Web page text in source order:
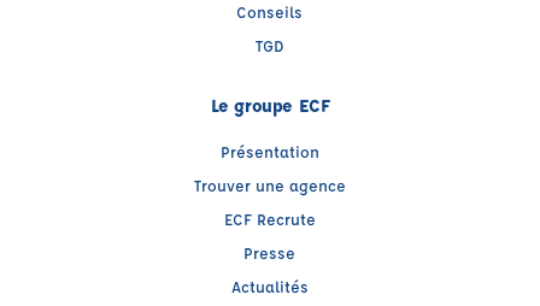
Conseils
TGD
Le groupe ECF
Présentation
Trouver une agence
ECF Recrute
Presse
Actualités